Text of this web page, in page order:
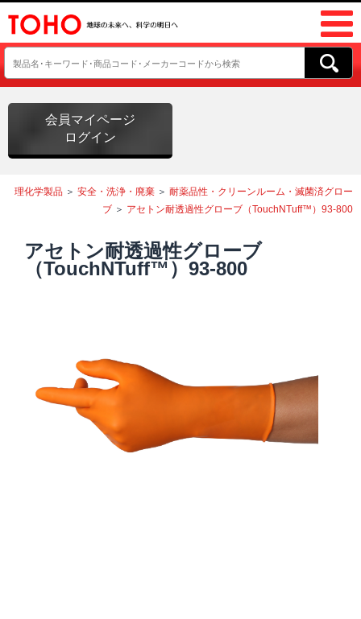
会員マイページ
ログイン
理化学製品 ＞ 安全・洗浄・廃棄 ＞ 耐薬品性・クリーンルーム・滅菌済グロー
ブ ＞ アセトン耐透過性グローブ（TouchNTuff™）93-800
アセトン耐透過性グローブ
（TouchNTuff™）93-800